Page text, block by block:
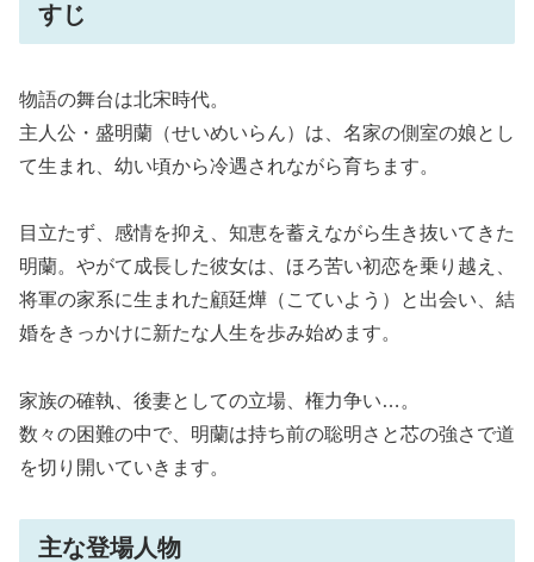
すじ
物語の舞台は北宋時代。
主人公・盛明蘭（せいめいらん）は、名家の側室の娘とし
て生まれ、幼い頃から冷遇されながら育ちます。
目立たず、感情を抑え、知恵を蓄えながら生き抜いてきた
明蘭。やがて成長した彼女は、ほろ苦い初恋を乗り越え、
将軍の家系に生まれた顧廷燁（こていよう）と出会い、結
婚をきっかけに新たな人生を歩み始めます。
家族の確執、後妻としての立場、権力争い…。
数々の困難の中で、明蘭は持ち前の聡明さと芯の強さで道
を切り開いていきます。
主な登場人物